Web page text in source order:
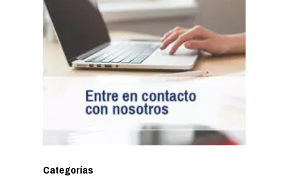
Categorías